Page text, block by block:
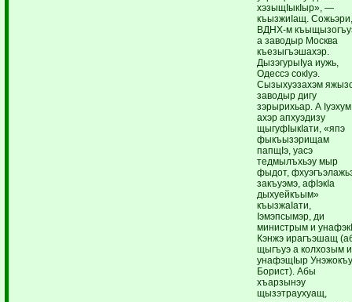
хэзыщIыкIыр», —
къызжиIащ.
ВДНХ-м
а заводыр Москва
къезыгъэшахэр.
ДызэгурыIуа иужь,
Одессэ сокIуэ.
Сызыхуэзахэм
заводыр дигу
зэрырихьар. А Iуэхум
ахэр апхуэдизу
щыгуфIыкIати, «япэ
фыкъызэрищам
папщIэ, уасэ
тедмылъхьэу мыр
фыдот,
закъуэмэ, афIэкIа
дыхуейкъым»
къызжаIати,
Iэмэпсымэр, ди
министрым и
Кэнжэ ирагъэшащ
щыгъуэ а колхозым и
унафэщIыр
Борист). Абы
хъарзынэу
щызэтраухуащ,